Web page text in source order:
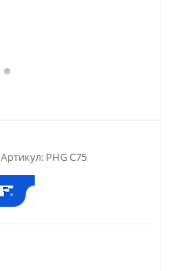
Артикул: PHG C75